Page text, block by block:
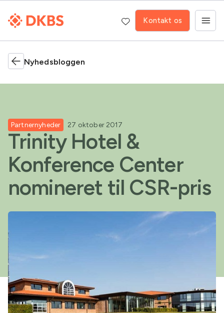
Kontakt os
Nyhedsbloggen
Partnernyheder 27 oktober 2017
Trinity Hotel &
Konference Center
nomineret til CSR-pris